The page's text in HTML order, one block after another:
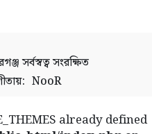
সর্বস্বত্ব সংরক্ষিত
NooR
already defined